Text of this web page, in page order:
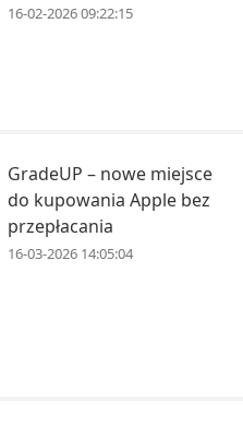
16-02-2026 09:22:15
GradeUP – nowe miejsce
do kupowania Apple bez
przepłacania
16-03-2026 14:05:04